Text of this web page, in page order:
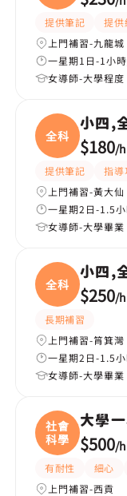
中國
提供筆記 提
上門補習-九龍城
一星期1日-1小
女導師-大學程度
全科
小四,
$180/
提供筆記 指導
上門補習-黃大仙
一星期2日-1.5
女導師-大學畢業
全科
小四,
$250/
長期補習
上門補習-筲箕灣
一星期2日-1.5
女導師-大學畢業
社會
科學
大學
$500/
有耐性 細心
上門補習-西貢